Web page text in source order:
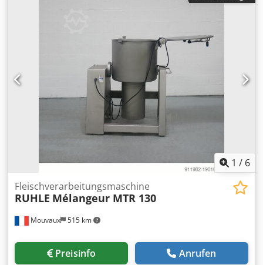
Direkte Mantelheizung mit Druck- oder Druckloskochen, -
Rührwerk-Arbeitsrichtung einstellbar LINKS/RECHTS und
PAUSE - Brat- und Kochbehälter aus AISI 304 Edelstahl, 12
mm, - Balancierter Deckel mit Gasdruckfeder, aus AISI 304
Edelstahl gefertigt, - Deckel zur Reinigung abnehmbar, -
Leichter Zugang für Wartung, - Temperaturregelung von
20° bis 220° C, - Automatisches Rühren mit
Teflonabstreifern, Drehzahlregelung und Rücklauf, - Folio
Touch-Bedienfeld, - Hochleistungs-Rohrbrenner für
Legierung für Elektromodelle. Djdpfx Asxnkdyogreck
1 / 6
Mouvaux 515 km
Fleischverarbeitungsmaschine
RUHLE Mélangeur MTR 130
Preisinfo Anrufen